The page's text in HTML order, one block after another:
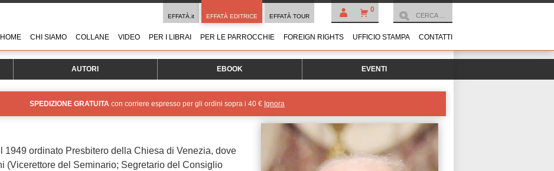
0
EFFATÀ.it EFFATÀ EDITRICE EFFATÀ TOUR
HOME CHI SIAMO COLLANE VIDEO PER I LIBRAI PER LE PARROCCHIE FOREIGN RIGHTS UFFICIO STAMPA CONTATTI
AUTORI EBOOK EVENTI
SPEDIZIONE GRATUITA con corriere espresso per gli ordini sopra i 40 € Ignora
1949 ordinato Presbitero della Chiesa di Venezia, dove
(Vicerettore del Seminario; Segretario del Consiglio